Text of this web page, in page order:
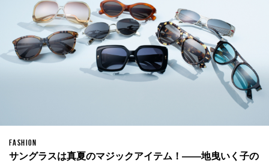
FASHION
サングラスは真夏のマジックアイテム！——地曳いく子の